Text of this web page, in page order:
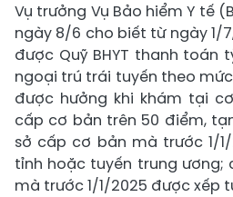
Vụ trưởng Vụ Bảo hiểm Y tế
ngày 8/6 cho biết từ ngày 1/
được Quỹ BHYT thanh toán
ngoại trú trái tuyến theo
được hưởng khi khám tại
cấp cơ bản trên 50 điểm,
sở cấp cơ bản mà trước 1/
tỉnh hoặc tuyến trung ương;
mà trước 1/1/2025 được xếp